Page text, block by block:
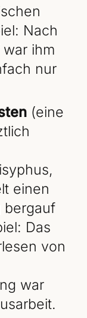
Nach
ihm
nur
(eine
einen
bergauf
Das
von
war